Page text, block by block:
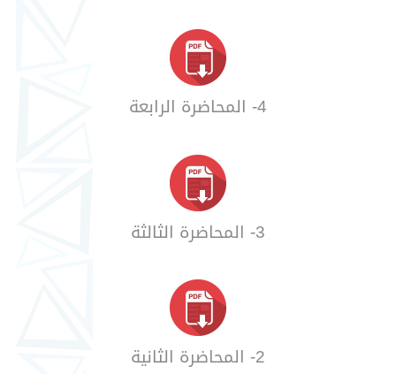
4- المحاضرة الرابعة
3- المحاضرة الثالثة
2- المحاضرة الثانية